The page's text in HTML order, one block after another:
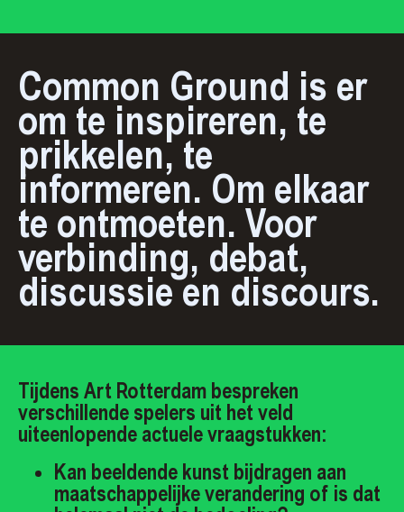
Common Ground is er
om te inspireren, te
prikkelen, te
informeren. Om elkaar
te ontmoeten. Voor
verbinding, debat,
discussie en discours.
Tijdens Art Rotterdam bespreken
verschillende spelers uit het veld
uiteenlopende actuele vraagstukken:
Kan beeldende kunst bijdragen aan
maatschappelijke verandering of is dat